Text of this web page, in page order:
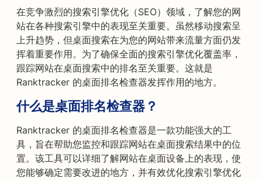
在竞争激烈的搜索引擎优化（SEO）领域，了解您的网
站在各种搜索引擎中的表现至关重要。虽然移动搜索呈
上升趋势，但桌面搜索在为您的网站带来流量方面仍发
挥着重要作用。为了确保全面的搜索引擎优化覆盖率，
跟踪网站在桌面搜索中的排名至关重要。这就是
Ranktracker 的桌面排名检查器发挥作用的地方。
什么是桌面排名检查器？
Ranktracker 的桌面排名检查器是一款功能强大的工
具，旨在帮助您监控和跟踪网站在桌面搜索结果中的位
置。该工具可以详细了解网站在桌面设备上的表现，使
您能够确定需要改进的地方，并有效优化搜索引擎优化